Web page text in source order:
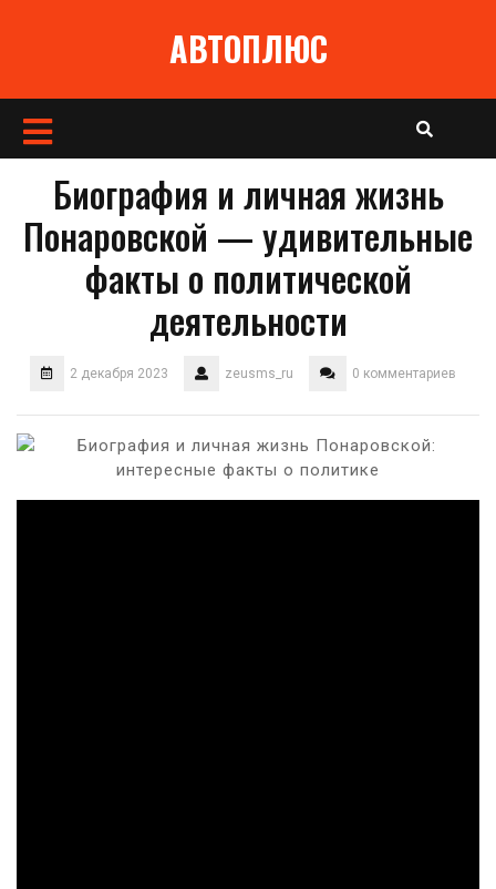
АВТОПЛЮС
Кнопка
Открыть
Биография и личная жизнь
Понаровской — удивительные
факты о политической
деятельности
2 декабря 2023 zeusms_ru 0 комментариев